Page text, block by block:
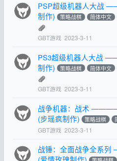
PSP超级机器人大战
制作)
策略战棋 简体中文
GBT游戏 2023-3-11
PS3超级机器人大战
制作)
策略战棋 简体中文
GBT游戏 2023-3-11
战争机器：战术
(步瑶疯制作)
策略战棋
GBT游戏 2023-3-11
战锤：全面战争全系